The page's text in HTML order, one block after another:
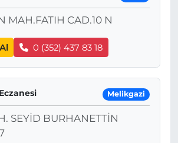
MAH.FATIH CAD.10 N
0 (352) 437 83 18
Melikgazi
SEYİD BURHANETTİN